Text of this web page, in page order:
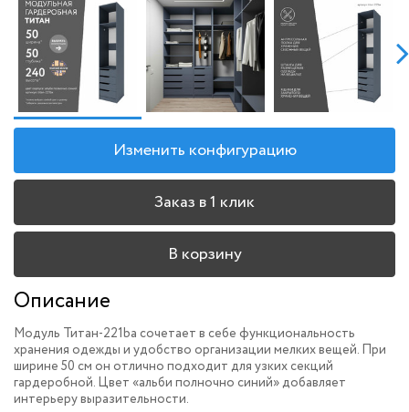
Изменить конфигурацию
Заказ в 1 клик
В корзину
Описание
Модуль Титан-221ba сочетает в себе функциональность
хранения одежды и удобство организации мелких вещей. При
ширине 50 см он отлично подходит для узких секций
гардеробной. Цвет «альби полночно синий» добавляет
интерьеру выразительности.